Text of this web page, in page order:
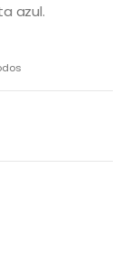
azul.